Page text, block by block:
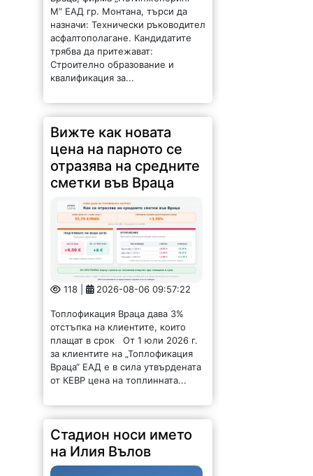
М“ ЕАД гр. Монтана, търси да
назначи: Технически ръководител
асфалтополагане. Кандидатите
трябва да притежават:
Строително образование и
квалификация за...
Вижте как новата
цена на парното се
отразява на средните
сметки във Враца
118 | 2026-08-06 09:57:22
Топлофикация Враца дава 3%
отстъпка на клиентите, които
плащат в срок От 1 юли 2026 г.
за клиентите на „Топлофикация
Враца“ ЕАД е в сила утвърдената
от КЕВР цена на топлинната...
Стадион носи името
на Илия Вълов